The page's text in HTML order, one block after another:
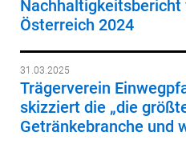
Nachhaltigkeitsbericht
Österreich 2024
31.03.2025
Trägerverein
skizziert die „die
Getränkebranche und